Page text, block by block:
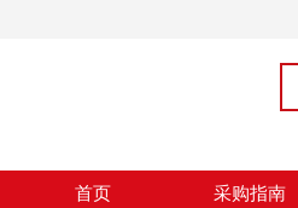
首页 采购指南